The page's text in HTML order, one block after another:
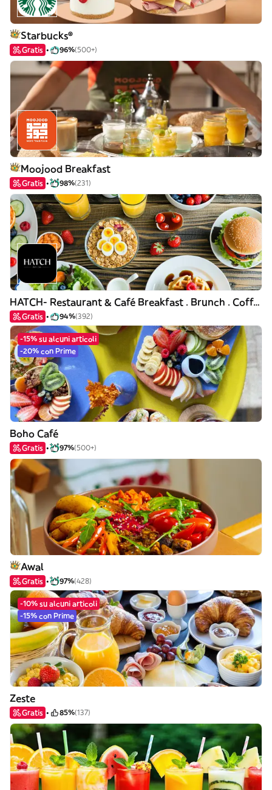
Starbucks®
Gratis 96%(500+)
Moojood Breakfast
Gratis 98%(231)
HATCH- Restaurant & Café Breakfast . Brunch . Coffee
Gratis 94%(392)
-15% su alcuni articoli
-20% con Prime
Boho Café
Gratis 97%(500+)
Awal
Gratis 97%(428)
-10% su alcuni articoli
-15% con Prime
Zeste
Gratis 85%(137)